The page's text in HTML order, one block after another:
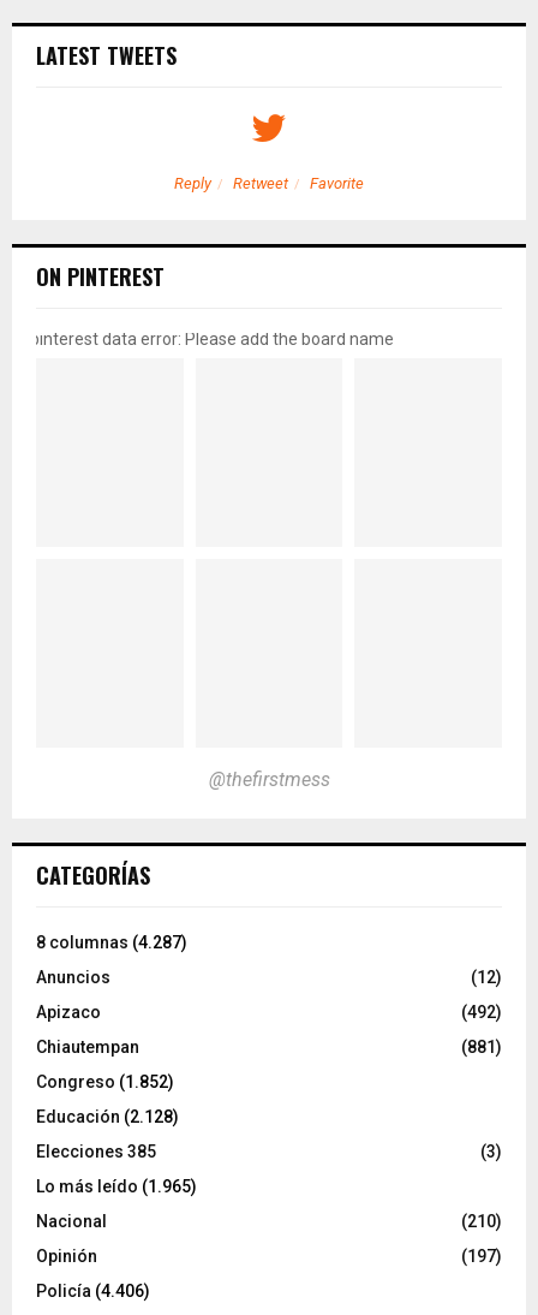
LATEST TWEETS
Reply Retweet Favorite
ON PINTEREST
pinterest data error: Please add the board name
@thefirstmess
CATEGORÍAS
8 columnas (4.287)
Anuncios
(12)
Apizaco
(492)
Chiautempan
(881)
Congreso (1.852)
Educación (2.128)
Elecciones 385
(3)
Lo más leído (1.965)
Nacional
(210)
Opinión
(197)
Policía (4.406)